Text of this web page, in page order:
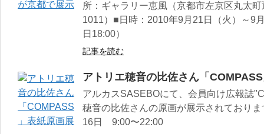
所：ギャラリー恵風（京都市左京区丸太
1011）■日時：2010年9月21日（火）～9
日18:00）
記事を読む
アトリエ穂音の比佐さん「
アルカスSASEBOにて、会員向け広報誌
穂音の比佐さんの原画が展示されており
16日 9:00〜22:00